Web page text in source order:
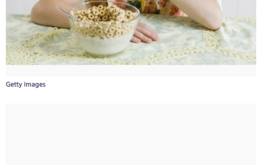
Getty Images